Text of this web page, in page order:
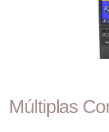
Múltiplas